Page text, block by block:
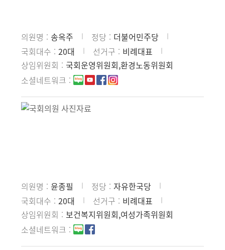
의원명 송옥주 정당
더불어민주당
국회대수
20대 선거구
비례대표
상임위원회
국회운영위원회,환경노동위원회
소셜네트워크
의원명 윤종필 정당
자유한국당
국회대수
20대 선거구
비례대표
상임위원회
보건복지위원회,여성가족위원회
소셜네트워크